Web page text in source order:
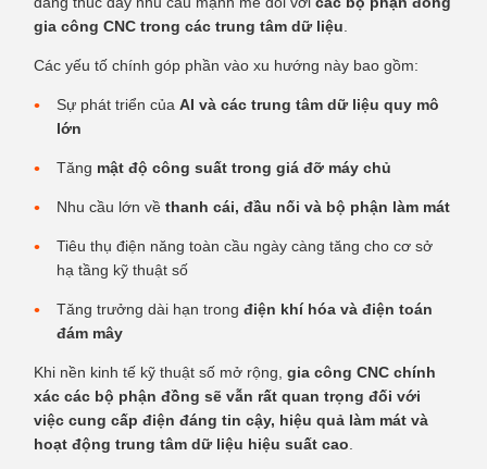
gia công CNC trong các trung tâm dữ liệu
Các yếu tố chính góp phần vào xu hướng này bao gồm:
Sự phát triển của AI và các trung tâm dữ liệu quy mô
lớn
Tăng mật độ công suất trong giá đỡ máy chủ
Nhu cầu lớn về thanh cái, đầu nối và bộ phận làm mát
Tiêu thụ điện năng toàn cầu ngày càng tăng cho cơ sở
hạ tầng kỹ thuật số
Tăng trưởng dài hạn trong điện khí hóa và điện toán
đám mây
Khi nền kinh tế kỹ thuật số mở rộng, gia công CNC chính
xác các bộ phận đồng sẽ vẫn rất quan trọng đối với
việc cung cấp điện đáng tin cậy, hiệu quả làm mát và
hoạt động trung tâm dữ liệu hiệu suất cao